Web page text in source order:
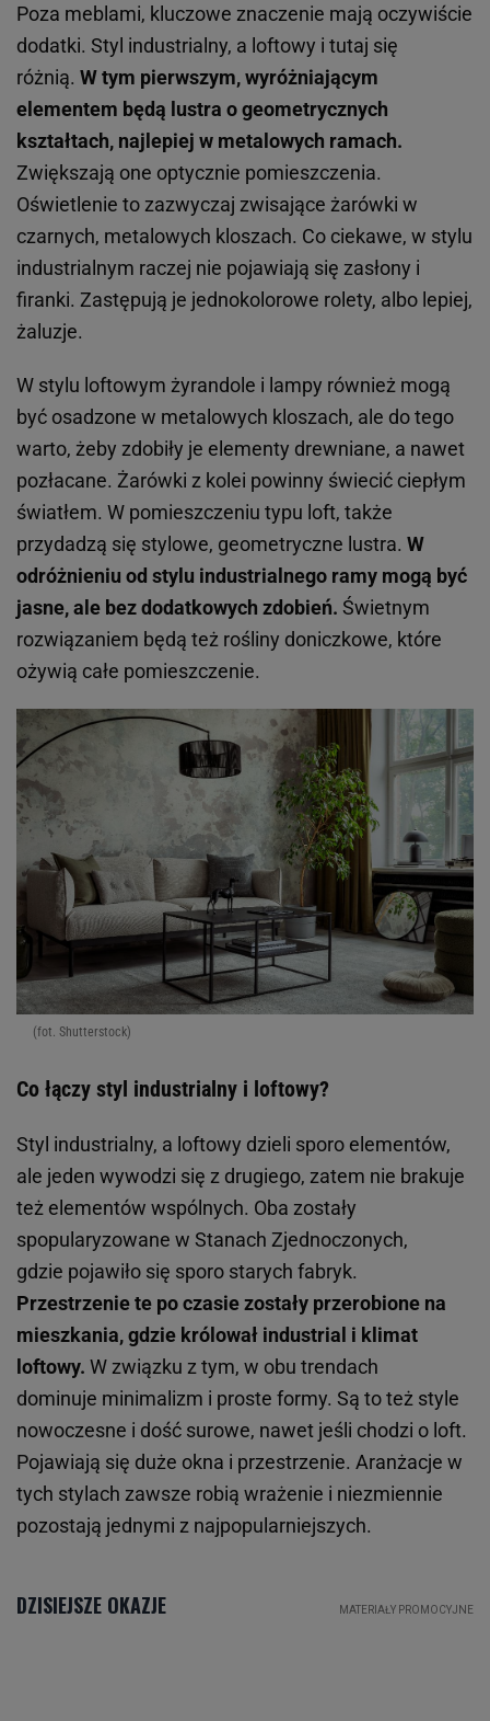
Poza meblami, kluczowe znaczenie mają oczywiście
dodatki. Styl industrialny, a loftowy i tutaj się
różnią. W tym pierwszym, wyróżniającym
elementem będą lustra o geometrycznych
kształtach, najlepiej w metalowych ramach.
Zwiększają one optycznie pomieszczenia.
Oświetlenie to zazwyczaj zwisające żarówki w
czarnych, metalowych kloszach. Co ciekawe, w stylu
industrialnym raczej nie pojawiają się zasłony i
firanki. Zastępują je jednokolorowe rolety, albo lepiej,
żaluzje.
W stylu loftowym żyrandole i lampy również mogą
być osadzone w metalowych kloszach, ale do tego
warto, żeby zdobiły je elementy drewniane, a nawet
pozłacane. Żarówki z kolei powinny świecić ciepłym
światłem. W pomieszczeniu typu loft, także
przydadzą się stylowe, geometryczne lustra. W
odróżnieniu od stylu industrialnego ramy mogą być
jasne, ale bez dodatkowych zdobień. Świetnym
rozwiązaniem będą też rośliny doniczkowe, które
ożywią całe pomieszczenie.
(fot. Shutterstock)
Co łączy styl industrialny i loftowy?
Styl industrialny, a loftowy dzieli sporo elementów,
ale jeden wywodzi się z drugiego, zatem nie brakuje
też elementów wspólnych. Oba zostały
spopularyzowane w Stanach Zjednoczonych,
gdzie pojawiło się sporo starych fabryk.
Przestrzenie te po czasie zostały przerobione na
mieszkania, gdzie królował industrial i klimat
loftowy. W związku z tym, w obu trendach
dominuje minimalizm i proste formy. Są to też style
nowoczesne i dość surowe, nawet jeśli chodzi o loft.
Pojawiają się duże okna i przestrzenie. Aranżacje w
tych stylach zawsze robią wrażenie i niezmiennie
pozostają jednymi z najpopularniejszych.